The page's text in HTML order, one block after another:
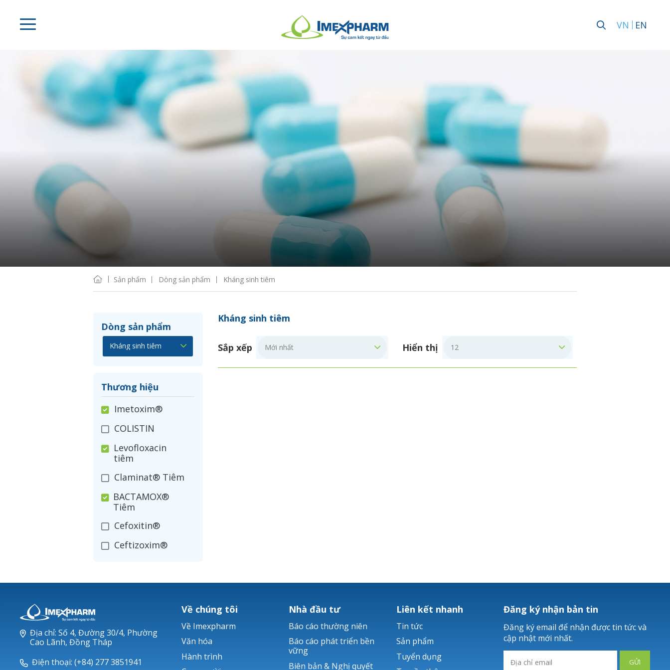
VN EN
Sản phẩm Dòng sản phẩm Kháng sinh tiêm
Dòng sản phẩm
Thương hiệu
Imetoxim®
COLISTIN
Levofloxacin
tiêm
Claminat® Tiêm
BACTAMOX®
Tiêm
Cefoxitin®
Ceftizoxim®
Nerusyn®
Ticarlinat®
Zobacta®
Kháng sinh tiêm
Sắp xếp Hiển thị
Địa chỉ: Số 4, Đường 30/4, Phường
Cao Lãnh, Đồng Tháp
Điện thoại: (+84) 277 3851941
Về chúng tôi
Về Imexpharm
Văn hóa
Hành trình
Nhà đầu tư
Báo cáo thường niên
Báo cáo phát triển bền
vững
Biên bản & Nghị quyết
Liên kết nhanh
Tin tức
Sản phẩm
Tuyển dụng
Đăng ký nhận bản tin
Đăng ký email để nhận được tin tức và
cập nhật mới nhất.
GỬI